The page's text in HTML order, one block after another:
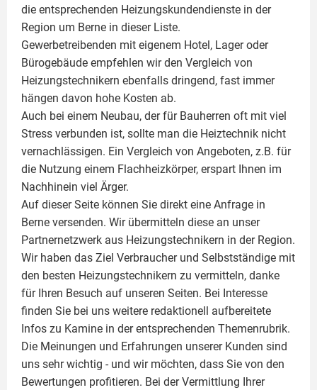
die entsprechenden Heizungskundendienste in der
Region um Berne in dieser Liste.
Gewerbetreibenden mit eigenem Hotel, Lager oder
Bürogebäude empfehlen wir den Vergleich von
Heizungstechnikern ebenfalls dringend, fast immer
hängen davon hohe Kosten ab.
Auch bei einem Neubau, der für Bauherren oft mit viel
Stress verbunden ist, sollte man die Heiztechnik nicht
vernachlässigen. Ein Vergleich von Angeboten, z.B. für
die Nutzung einem Flachheizkörper, erspart Ihnen im
Nachhinein viel Ärger.
Auf dieser Seite können Sie direkt eine Anfrage in
Berne versenden. Wir übermitteln diese an unser
Partnernetzwerk aus Heizungstechnikern in der Region.
Wir haben das Ziel Verbraucher und Selbstständige mit
den besten Heizungstechnikern zu vermitteln, danke
für Ihren Besuch auf unseren Seiten. Bei Interesse
finden Sie bei uns weitere redaktionell aufbereitete
Infos zu Kamine in der entsprechenden Themenrubrik.
Die Meinungen und Erfahrungen unserer Kunden sind
uns sehr wichtig - und wir möchten, dass Sie von den
Bewertungen profitieren. Bei der Vermittlung Ihrer